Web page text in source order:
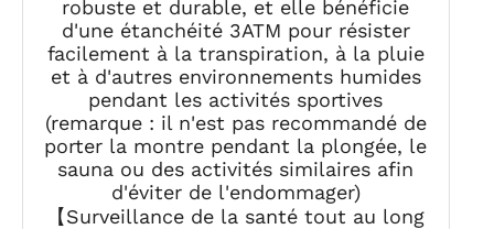
robuste et durable, et elle bénéficie
d'une étanchéité 3ATM pour résister
facilement à la transpiration, à la pluie
et à d'autres environnements humides
pendant les activités sportives
(remarque : il n'est pas recommandé de
porter la montre pendant la plongée, le
sauna ou des activités similaires afin
d'éviter de l'endommager)
【Surveillance de la santé tout au long